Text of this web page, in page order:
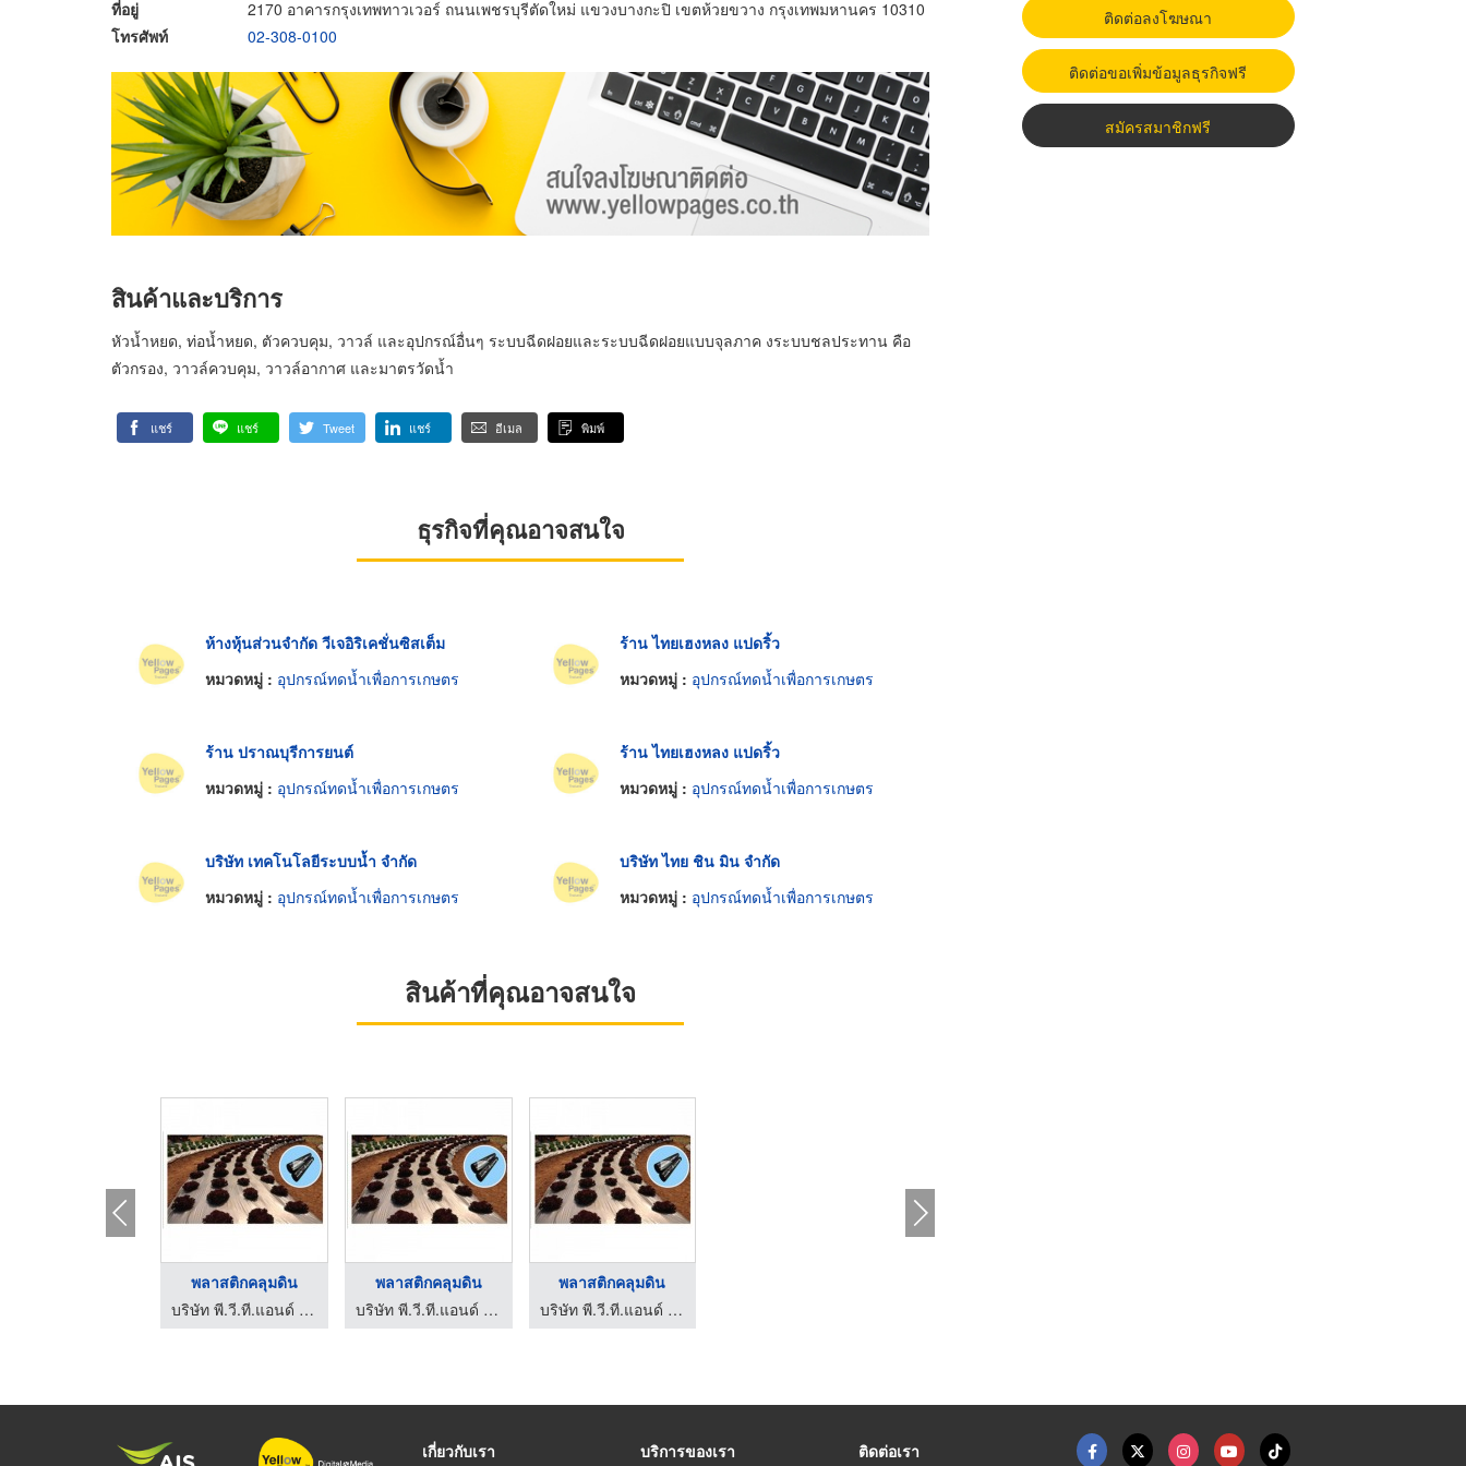
ที่อยู่
2170 อาคารกรุงเทพทาวเวอร์ ถนนเพชรบุรีตัดใหม่ แขวงบางกะปิ เขตห้วยขวาง กรุงเทพมหานคร 10310
โทรศัพท์
02-308-0100
สินค้าและบริการ
หัวน้ำหยด, ท่อน้ำหยด, ตัวควบคุม, วาวล์ และอุปกรณ์อื่นๆ ระบบฉีดฝอยและระบบฉีดฝอยแบบจุลภาค งระบบชลประทาน คือ
ตัวกรอง, วาวล์ควบคุม, วาวล์อากาศ และมาตรวัดน้ำ
แชร์ แชร์ Tweet แชร์ อีเมล พิมพ์
ธุรกิจที่คุณอาจสนใจ
ห้างหุ้นส่วนจำกัด วีเจอิริเคชั่นซิสเต็ม
หมวดหมู่ : อุปกรณ์ทดน้ำเพื่อการเกษตร
ร้าน ไทยเฮงหลง แปดริ้ว
หมวดหมู่ : อุปกรณ์ทดน้ำเพื่อการเกษตร
ร้าน ปราณบุรีการยนต์
หมวดหมู่ : อุปกรณ์ทดน้ำเพื่อการเกษตร
ร้าน ไทยเฮงหลง แปดริ้ว
หมวดหมู่ : อุปกรณ์ทดน้ำเพื่อการเกษตร
บริษัท เทคโนโลยีระบบน้ำ จำกัด
หมวดหมู่ : อุปกรณ์ทดน้ำเพื่อการเกษตร
บริษัท ไทย ชิน มิน จำกัด
หมวดหมู่ : อุปกรณ์ทดน้ำเพื่อการเกษตร
สินค้าที่คุณอาจสนใจ
พลาสติกคลุมดิน
บริษัท พี.วี.ที.แอนด์ ที.พลาส จำกัด
พลาสติกคลุมดิน
บริษัท พี.วี.ที.แอนด์ ที.พลาส จำกัด
พลาสติกคลุมดิน
บริษัท พี.วี.ที.แอนด์ ที.พลาส จำกัด
ติดต่อลงโฆษณา
ติดต่อขอเพิ่มข้อมูลธุรกิจฟรี
สมัครสมาชิกฟรี
เกี่ยวกับเรา บริการของเรา ติดต่อเรา